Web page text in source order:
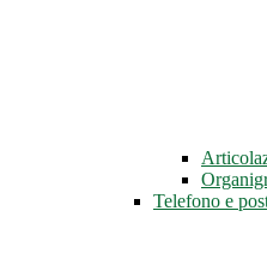
Telefono e